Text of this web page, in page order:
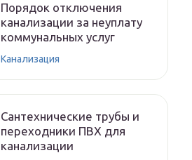
Порядок отключения
канализации за неуплату
коммунальных услуг
Канализация
Сантехнические трубы и
переходники ПВХ для
канализации